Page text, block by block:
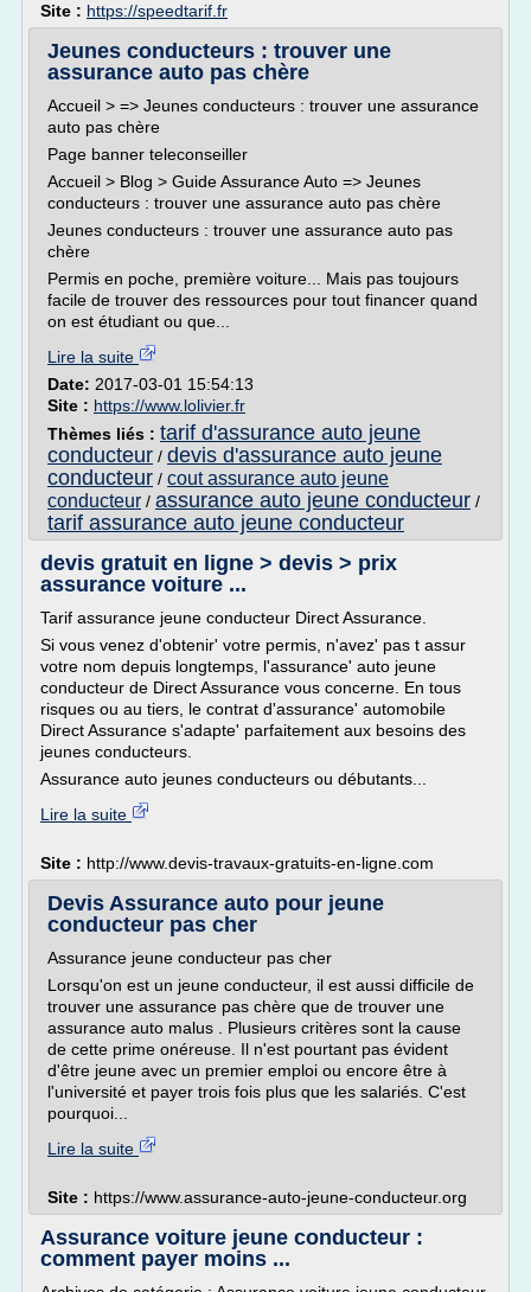
Site : https://speedtarif.fr
Jeunes conducteurs : trouver une
assurance auto pas chère
Accueil > => Jeunes conducteurs : trouver une assurance
auto pas chère
Page banner teleconseiller
Accueil > Blog > Guide Assurance Auto => Jeunes
conducteurs : trouver une assurance auto pas chère
Jeunes conducteurs : trouver une assurance auto pas
chère
Permis en poche, première voiture... Mais pas toujours
facile de trouver des ressources pour tout financer quand
on est étudiant ou que...
Lire la suite
Date: 2017-03-01 15:54:13
Site : https://www.lolivier.fr
Thèmes liés : tarif d'assurance auto jeune
conducteur / devis d'assurance auto jeune
conducteur / cout assurance auto jeune
conducteur / assurance auto jeune conducteur /
tarif assurance auto jeune conducteur
devis gratuit en ligne > devis > prix
assurance voiture ...
Tarif assurance jeune conducteur Direct Assurance.
Si vous venez d'obtenir' votre permis, n'avez' pas t assur
votre nom depuis longtemps, l'assurance' auto jeune
conducteur de Direct Assurance vous concerne. En tous
risques ou au tiers, le contrat d'assurance' automobile
Direct Assurance s'adapte' parfaitement aux besoins des
jeunes conducteurs.
Assurance auto jeunes conducteurs ou débutants...
Lire la suite
Site : http://www.devis-travaux-gratuits-en-ligne.com
Devis Assurance auto pour jeune
conducteur pas cher
Assurance jeune conducteur pas cher
Lorsqu'on est un jeune conducteur, il est aussi difficile de
trouver une assurance pas chère que de trouver une
assurance auto malus . Plusieurs critères sont la cause
de cette prime onéreuse. Il n'est pourtant pas évident
d'être jeune avec un premier emploi ou encore être à
l'université et payer trois fois plus que les salariés. C'est
pourquoi...
Lire la suite
Site : https://www.assurance-auto-jeune-conducteur.org
Assurance voiture jeune conducteur :
comment payer moins ...